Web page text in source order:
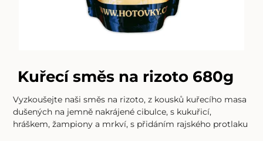
Kuřecí směs na rizoto 680g
Vyzkoušejte naši směs na rizoto, z kousků kuřecího masa
dušených na jemně nakrájené cibulce, s kukuřicí,
hráškem, žampiony a mrkví, s přidáním rajského protlaku